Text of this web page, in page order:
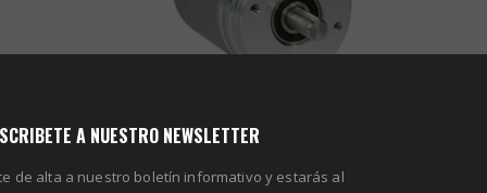
A NUESTRO NEWSLETTER
de alta a nuestro boletín informativo y estarás al